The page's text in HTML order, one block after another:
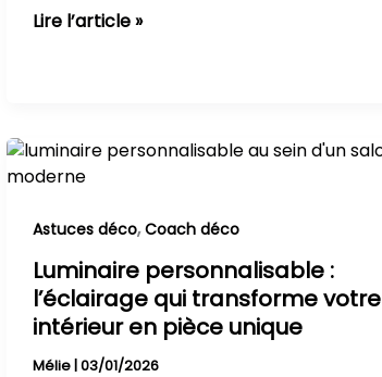
Lire l’article »
Astuces déco,Coach déco
Luminaire personnalisable :
l’éclairage qui transforme votre
intérieur en pièce unique
Mélie|03/01/2026
Luminaire
personnalisable
l’éclairage
transforme
votre
intérieur
en